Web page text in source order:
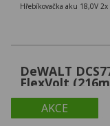
Hřebíkovačka aku 18,0V
AKCE
DeWALT
FlexVolt